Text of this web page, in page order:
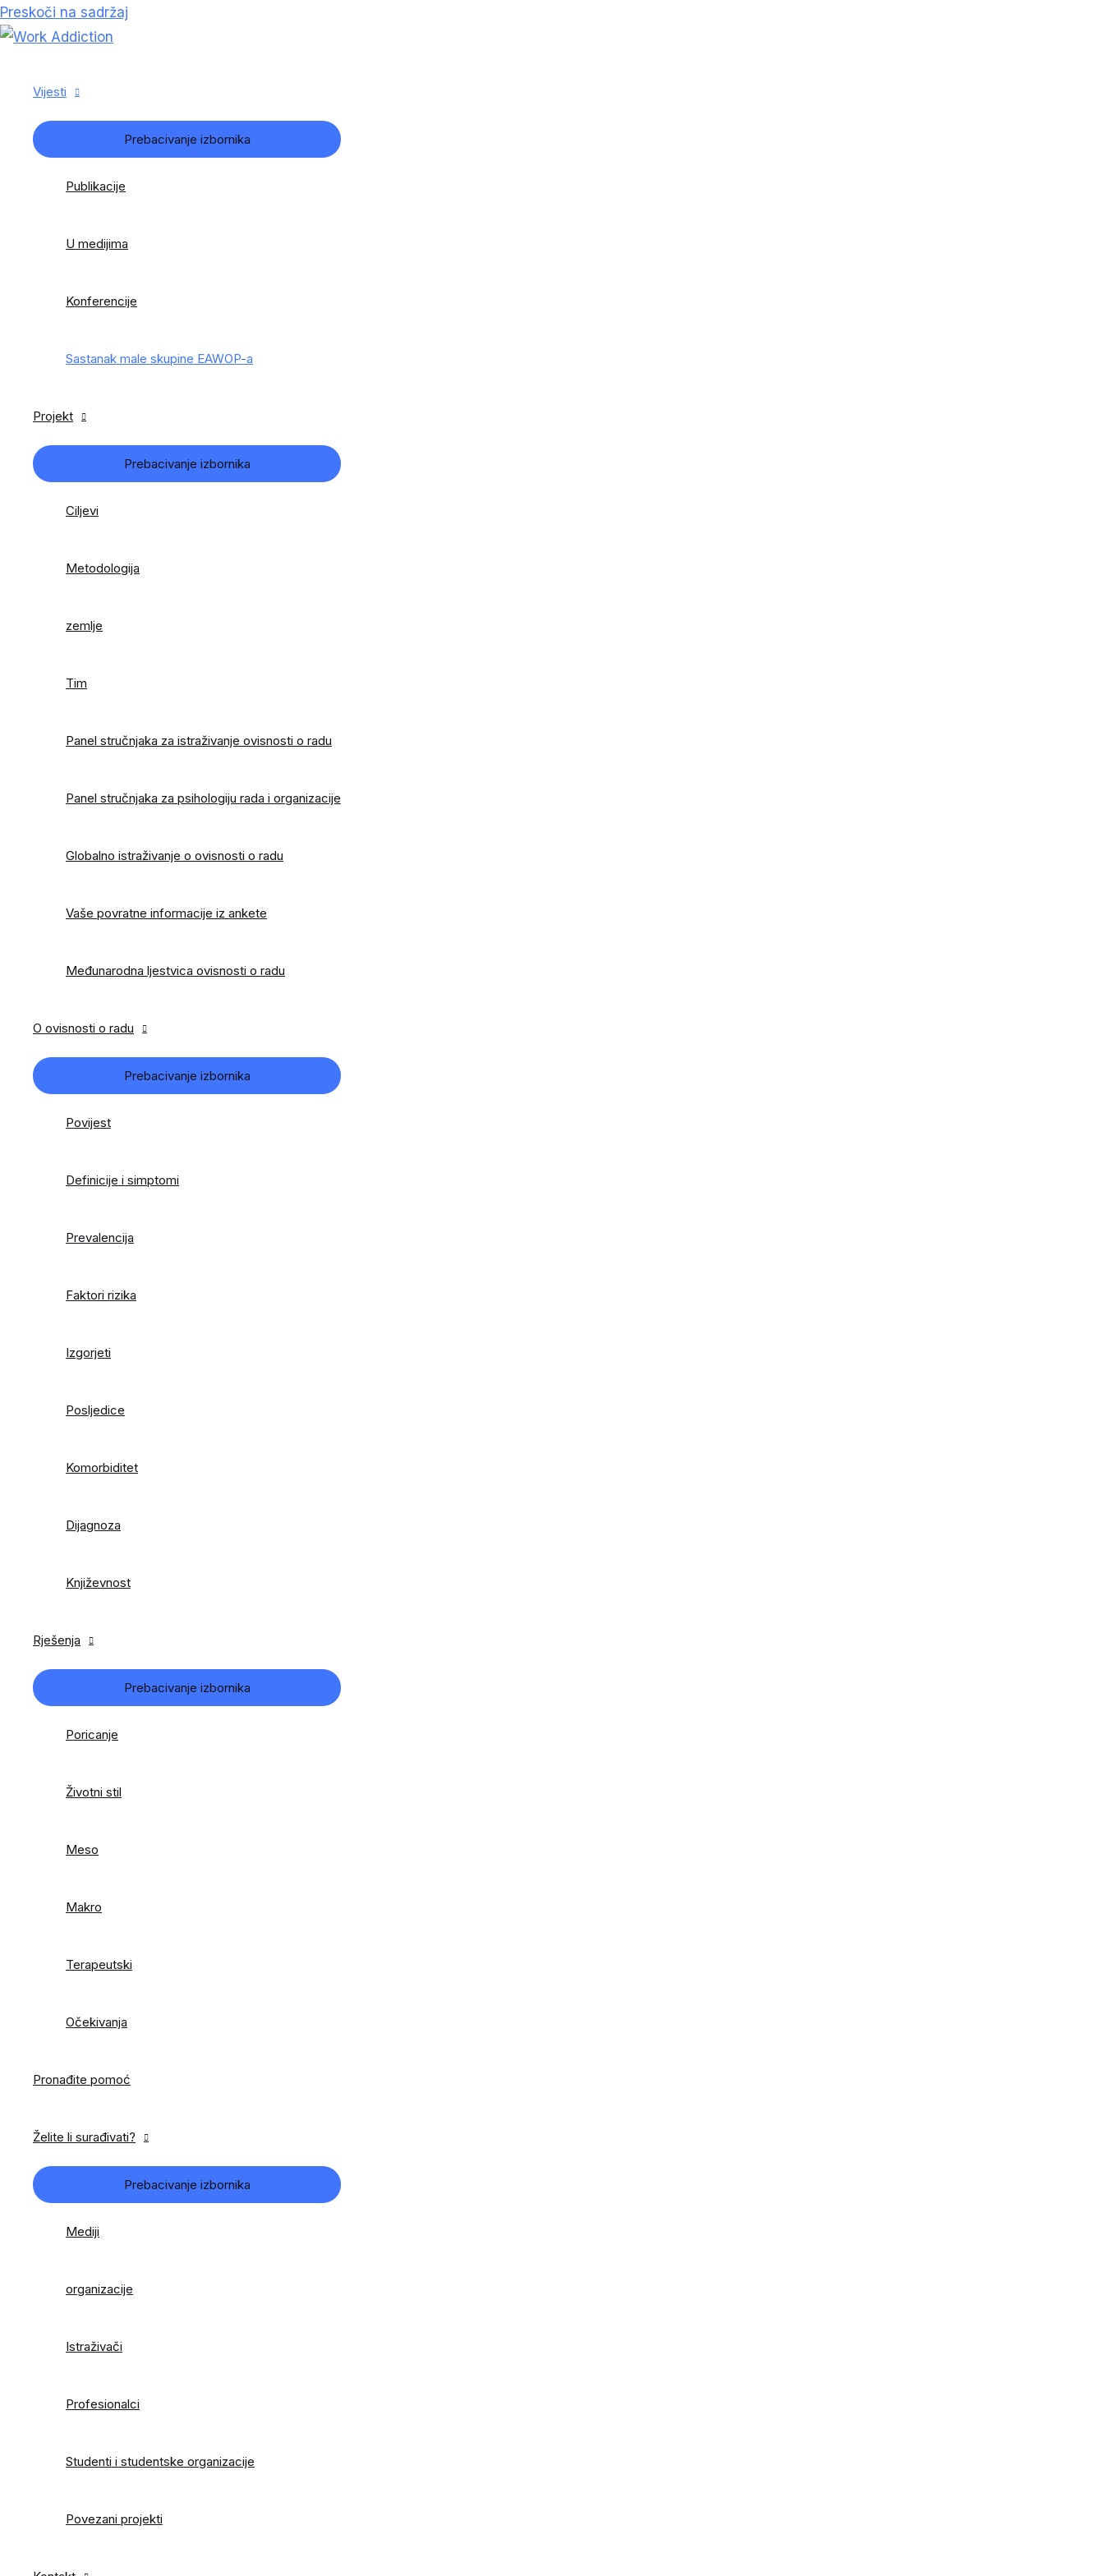
Preskoči na sadržaj
Vijesti
Prebacivanje izbornika
Publikacije
U medijima
Konferencije
Sastanak male skupine EAWOP-a
Projekt
Prebacivanje izbornika
Ciljevi
Metodologija
zemlje
Tim
Panel stručnjaka za istraživanje ovisnosti o radu
Panel stručnjaka za psihologiju rada i organizacije
Globalno istraživanje o ovisnosti o radu
Vaše povratne informacije iz ankete
Međunarodna ljestvica ovisnosti o radu
O ovisnosti o radu
Prebacivanje izbornika
Povijest
Definicije i simptomi
Prevalencija
Faktori rizika
Izgorjeti
Posljedice
Komorbiditet
Dijagnoza
Književnost
Rješenja
Prebacivanje izbornika
Poricanje
Životni stil
Meso
Makro
Terapeutski
Očekivanja
Pronađite pomoć
Želite li surađivati?
Prebacivanje izbornika
Mediji
organizacije
Istraživači
Profesionalci
Studenti i studentske organizacije
Povezani projekti